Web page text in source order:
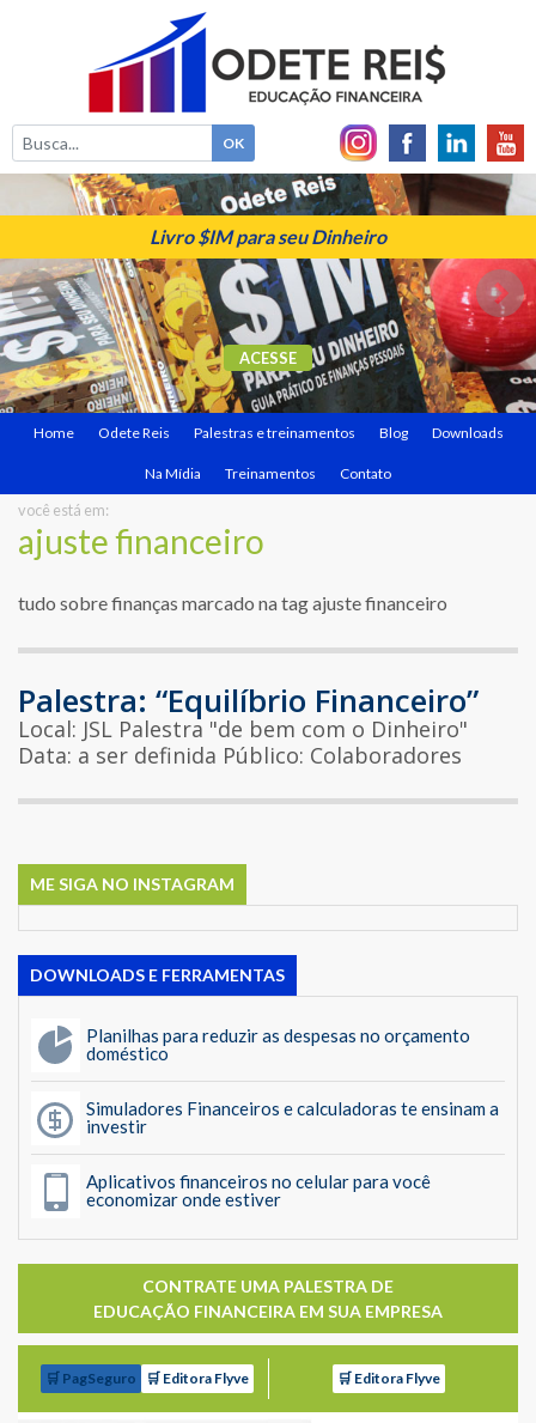
Livro $IM para seu Dinheiro
ACESSE
Home Odete Reis Palestras e treinamentos Blog Downloads
Na Mídia Treinamentos Contato
você está em:
ajuste financeiro
tudo sobre finanças marcado na tag ajuste financeiro
Palestra: “Equilíbrio Financeiro”
Local: JSL Palestra "de bem com o Dinheiro"
Data: a ser definida Público: Colaboradores
ME SIGA NO INSTAGRAM
DOWNLOADS E FERRAMENTAS
Planilhas para reduzir as despesas no orçamento
doméstico
Simuladores Financeiros e calculadoras te ensinam a
investir
Aplicativos financeiros no celular para você
economizar onde estiver
CONTRATE UMA PALESTRA DE
EDUCAÇÃO FINANCEIRA EM SUA EMPRESA
🛒 PagSeguro 🛒 Editora Flyve 🛒 Editora Flyve